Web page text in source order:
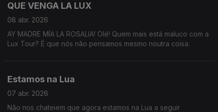
QUE VENGA LA LUX
08 abr. 2026
AY MADRE MÍA LA ROSALIA! Olé! Quem mais está maluco com a
Lux Tour? É que nós não pensamos mesmo noutra coisa.
Estamos na Lua
07 abr. 2026
Não nos chateiem que agora estamos na Lua a seguir